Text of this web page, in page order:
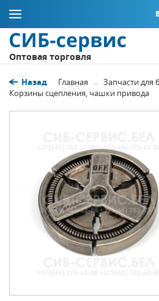
Оптовая торговля
Назад Главная
Запчасти для
Корзины сцепления, чашки привода